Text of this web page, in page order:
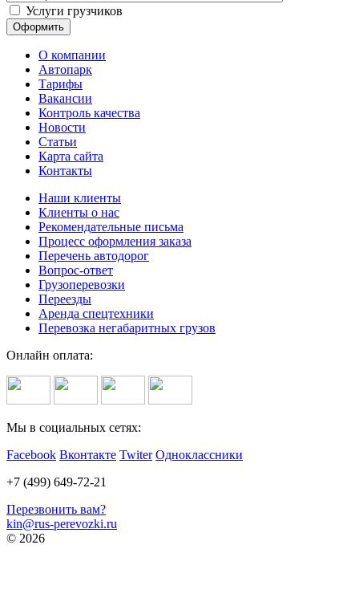
Услуги грузчиков
О компании
Автопарк
Тарифы
Вакансии
Контроль качества
Новости
Статьи
Карта сайта
Контакты
Наши клиенты
Клиенты о нас
Рекомендательные письма
Процесс оформления заказа
Перечень автодорог
Вопрос-ответ
Грузоперевозки
Переезды
Аренда спецтехники
Перевозка негабаритных грузов
Онлайн оплата:
Мы в социальных сетях:
Facebook Вконтакте Twiter Одноклассники
+7 (499) 649-72-21
Перезвонить вам?
kin@rus-perevozki.ru
© 2026